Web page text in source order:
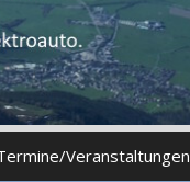
Veranstaltungen